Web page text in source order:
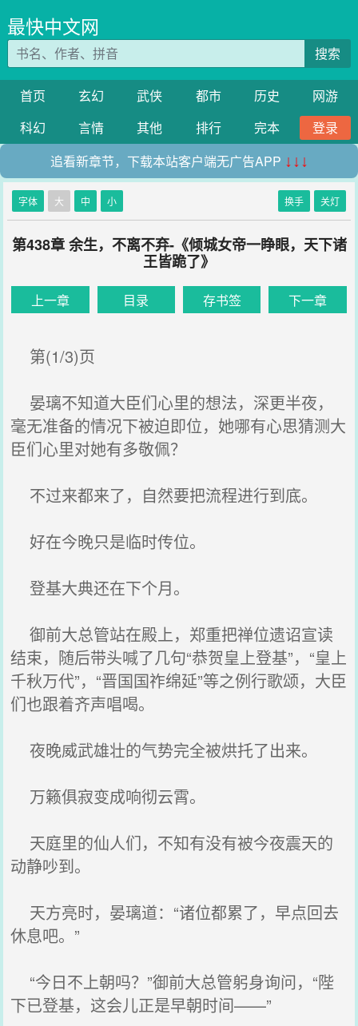
最快中文网
搜索
首页 玄幻 武侠 都市 历史
网游
科幻
言情 其他 排行 完本
登录
追看新章节，下载本站客户端无广告APP ↓↓↓
字体 大 中 小 换手 关灯
第438章 余生，不离不弃-《倾城女帝一睁眼，天下诸
王皆跪了》
上一章 目录 存书签 下一章
第(1/3)页
晏璃不知道大臣们心里的想法，深更半夜，
毫无准备的情况下被迫即位，她哪有心思猜测大
臣们心里对她有多敬佩？
不过来都来了，自然要把流程进行到底。
好在今晚只是临时传位。
登基大典还在下个月。
御前大总管站在殿上，郑重把禅位遗诏宣读
结束，随后带头喊了几句“恭贺皇上登基”，“皇上
千秋万代”，“晋国国祚绵延”等之例行歌颂，大臣
们也跟着齐声唱喝。
夜晚威武雄壮的气势完全被烘托了出来。
万籁俱寂变成响彻云霄。
天庭里的仙人们，不知有没有被今夜震天的
动静吵到。
天方亮时，晏璃道：“诸位都累了，早点回去
休息吧。”
“今日不上朝吗？”御前大总管躬身询问，“陛
下已登基，这会儿正是早朝时间——”